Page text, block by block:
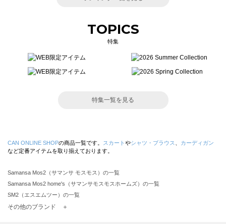
TOPICS
特集
特集一覧を見る
CAN ONLINE SHOPの商品一覧です。 スカート やシャツ・ブラウス
カーディガン
など定番アイテムを取り揃えております。
Samansa Mos2（サマンサ モスモス）の一覧
Samansa Mos2 home's（サマンサモスモスホームズ）の一覧
SM2（エスエムツー）の一覧
TSUHARU by Samansa Mos2（ツハルバイサマンサモスモス）の一覧
その他のブランド ＋